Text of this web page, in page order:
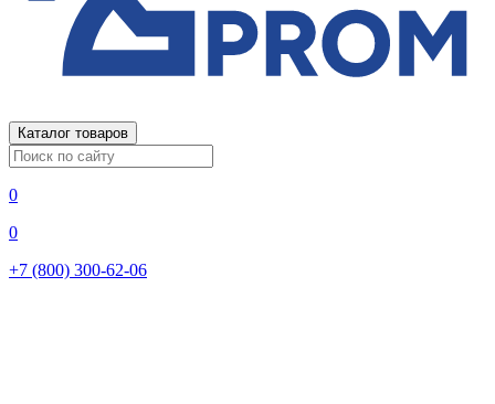
Каталог товаров
0
0
+7 (800) 300-62-06